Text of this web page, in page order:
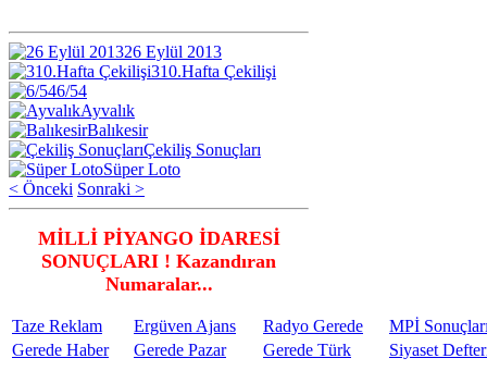
26 Eylül 2013
310.Hafta Çekilişi
6/54
Ayvalık
Balıkesir
Çekiliş Sonuçları
Süper Loto
< Önceki Sonraki >
MİLLİ PİYANGO İDARESİ
SONUÇLARI ! Kazandıran
Numaralar...
Taze Reklam Ergüven Ajans Radyo Gerede
MPİ
Gerede Haber
Gerede Pazar Gerede Türk Siyaset